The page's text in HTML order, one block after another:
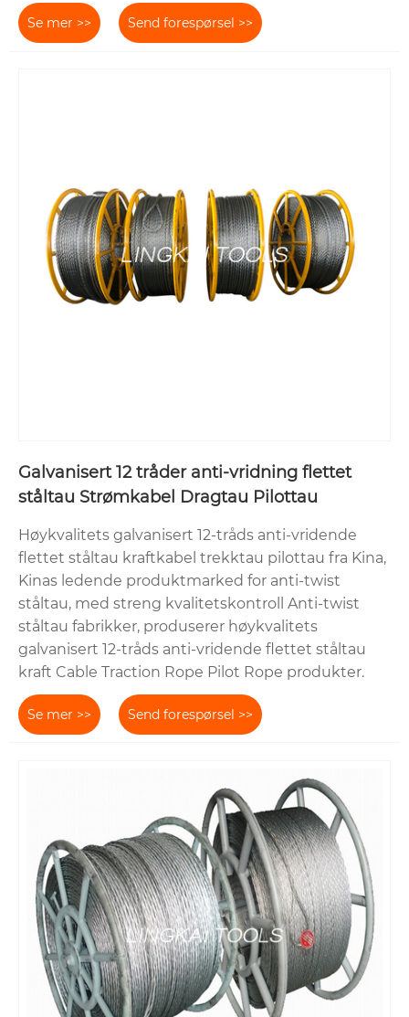
Se mer >> Send forespørsel >>
Galvanisert 12 tråder anti-vridning flettet
ståltau Strømkabel Dragtau Pilottau
Høykvalitets galvanisert 12-tråds anti-vridende
flettet ståltau kraftkabel trekktau pilottau fra Kina,
Kinas ledende produktmarked for anti-twist
ståltau, med streng kvalitetskontroll Anti-twist
ståltau fabrikker, produserer høykvalitets
galvanisert 12-tråds anti-vridende flettet ståltau
kraft Cable Traction Rope Pilot Rope produkter.
Se mer >> Send forespørsel >>